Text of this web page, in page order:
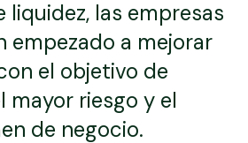
liquidez, las empresas
empezado a mejorar
el objetivo de
mayor riesgo y el
de negocio.